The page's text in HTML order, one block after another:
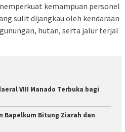
kemampuan personel
sulit dijangkau oleh kendaraan
hutan, serta jalur terjal
VIII Manado Terbuka bagi
Bapelkum Bitung Ziarah dan